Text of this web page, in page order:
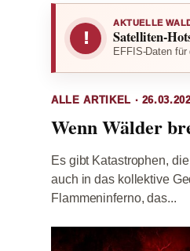
!
AKTUELLE
Satelliten-
EFFIS-Daten für
ALLE ARTIKEL ·
Wenn Wälder
Es gibt Katastrophen,
auch in das kollektive
Flammeninferno, das...